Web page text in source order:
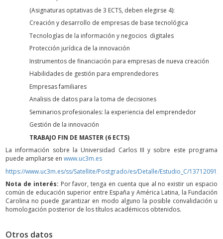
(Asignaturas optativas de 3 ECTS, deben elegirse 4):
Creación y desarrollo de empresas de base tecnológica
Tecnologías de la información y negocios digitales
Protección jurídica de la innovación
Instrumentos de financiación para empresas de nueva creación
Habilidades de gestión para emprendedores
Empresas familiares
Analisis de datos para la toma de decisiones
Seminarios profesionales: la experiencia del emprendedor
Gestión de la innovación
TRABAJO FIN DE MASTER (6 ECTS)
La información sobre la Universidad Carlos III y sobre este programa
puede ampliarse en www.uc3m.es
https://www.uc3m.es/ss/Satellite/Postgrado/es/Detalle/Estudio_C/
Nota de interés: Por favor, tenga en cuenta que al no existir un espacio
común de educación superior entre España y América Latina, la Fundación
Carolina no puede garantizar en modo alguno la posible convalidación u
homologación posterior de los títulos académicos obtenidos.
Otros datos